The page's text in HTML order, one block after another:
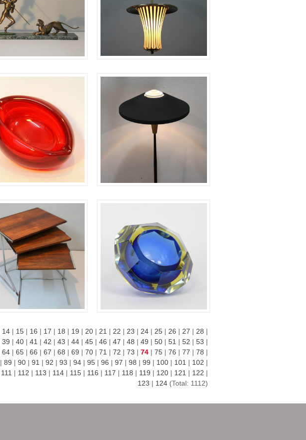
14 | 15 | 16 | 17 | 18 | 19 | 20 | 21 | 22 | 23 | 24 | 25 | 26 | 27 | 28 |
39 | 40 | 41 | 42 | 43 | 44 | 45 | 46 | 47 | 48 | 49 | 50 | 51 | 52 | 53 |
64 | 65 | 66 | 67 | 68 | 69 | 70 | 71 | 72 | 73 | 74 | 75 | 76 | 77 | 78 |
| 89 | 90 | 91 | 92 | 93 | 94 | 95 | 96 | 97 | 98 | 99 | 100 | 101 | 102 |
111 | 112 | 113 | 114 | 115 | 116 | 117 | 118 | 119 | 120 | 121 | 122 |
123 | 124 (Total: 1112)